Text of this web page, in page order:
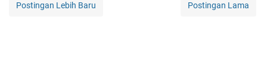
Postingan Lebih Baru Postingan Lama